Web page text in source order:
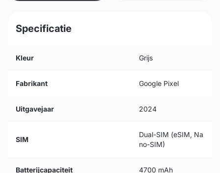
Specificatie
Kleur Grijs
Fabrikant Google Pixel
Uitgavejaar 2024
SIM
Dual-SIM (eSIM, Na
no-SIM)
Batterijcapaciteit 4700 mAh